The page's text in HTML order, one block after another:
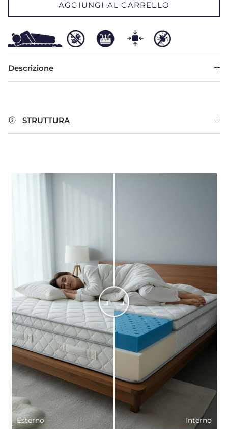
AGGIUNGI AL CARRELLO
Descrizione
STRUTTURA
Esterno Interno